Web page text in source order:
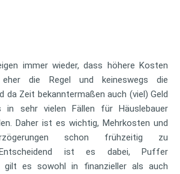
immer wieder, dass höhere Kosten
eher die Regel und keineswegs die
da Zeit bekanntermaßen auch (viel) Geld
in sehr vielen Fällen für Häuslebauer
Daher ist es wichtig, Mehrkosten und
schon frühzeitig zu
Entscheidend ist es dabei, Puffer
gilt es sowohl in finanzieller als auch